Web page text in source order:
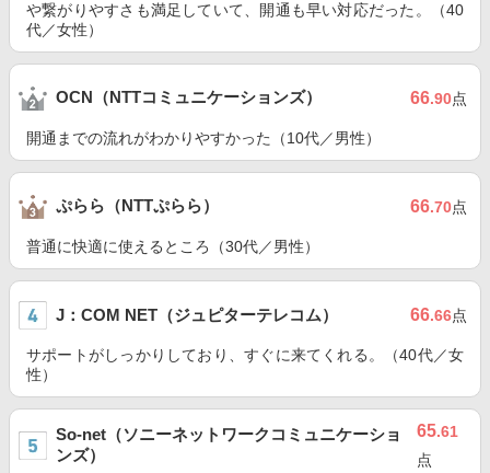
や繋がりやすさも満足していて、開通も早い対応だった。（40
代／女性）
OCN（NTTコミュニケーションズ） 66.90点
開通までの流れがわかりやすかった（10代／男性）
ぷらら（NTTぷらら） 66.70点
普通に快適に使えるところ（30代／男性）
J：COM NET（ジュピターテレコム） 66.66点
サポートがしっかりしており、すぐに来てくれる。（40代／女
性）
So-net（ソニーネットワークコミュニケーショ
ンズ）
65.61
点